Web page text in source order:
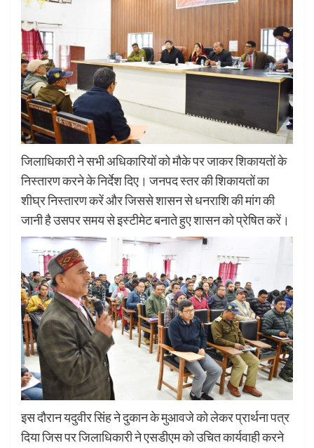
जिलाधिकारी ने सभी अधिकारियों को मौके पर जाकर शिकायतों के
निस्तारण करने के निर्देश दिए। जनपद स्तर की शिकायतों का
शीघ्र निस्तारण करें और जिससे शासन से धनराशि की मांग की
जानी है उसपर समय से इस्टीमेट बनाते हुए शासन को प्रेषित करें।
इस दौरान यदुवीर सिंह ने दुकान के मुआवजे को लेकर प्रार्थना पत्र
दिया जिस पर जिलाधिकारी ने एसडीएम को उचित कार्यवाही करने